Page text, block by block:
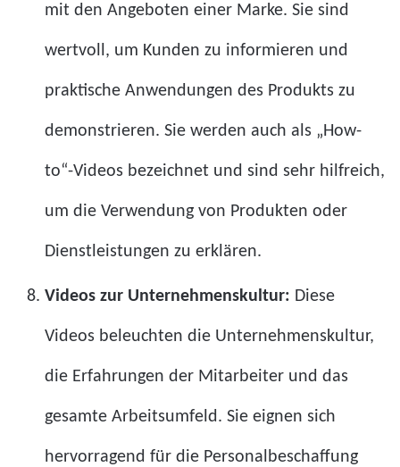
mit den Angeboten einer Marke. Sie sind
wertvoll, um Kunden zu informieren und
praktische Anwendungen des Produkts zu
demonstrieren. Sie werden auch als „How-
to“-Videos bezeichnet und sind sehr hilfreich,
um die Verwendung von Produkten oder
Dienstleistungen zu erklären.
Videos zur Unternehmenskultur: Diese
Videos beleuchten die Unternehmenskultur,
die Erfahrungen der Mitarbeiter und das
gesamte Arbeitsumfeld. Sie eignen sich
hervorragend für die Personalbeschaffung